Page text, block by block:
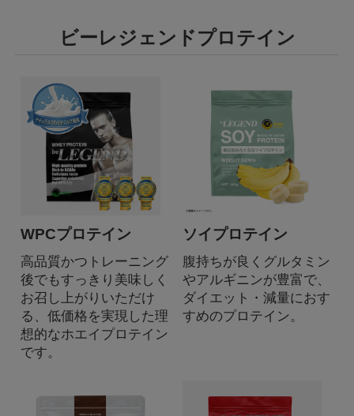
ビーレジェンドプロテイン
WPCプロテイン
高品質かつトレーニング
後でもすっきり美味しく
お召し上がりいただけ
る、低価格を実現した理
想的なホエイプロテイン
です。
ソイプロテイン
腹持ちが良くグルタミン
やアルギニンが豊富で、
ダイエット・減量におす
すめのプロテイン。